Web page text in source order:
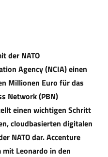
der NATO
Agency (NCIA) einen
Millionen Euro für das
Network (PBN)
einen wichtigen Schritt
cloudbasierten digitalen
NATO dar. Accenture
Leonardo in den